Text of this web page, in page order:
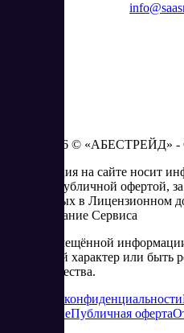
2023 - 2026 © «АБЕСТРЕЙД» -
Информация на сайте носит
является публичной офертой,
изложенных в Лицензионном
использование Сервиса
Часть размещённой
рекламный характер или быть
сотрудничества.
Политика конфиденциальности
соглашениеПубличная оферта